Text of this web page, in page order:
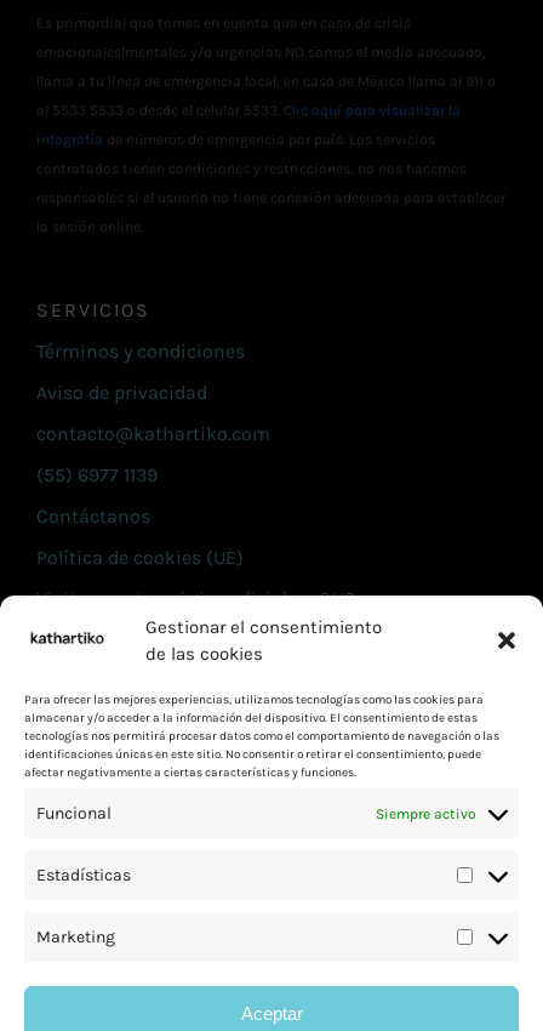
Gestionar el consentimiento
de las cookies
Para ofrecer las mejores experiencias, utilizamos tecnologías como las cookies para
almacenar y/o acceder a la información del dispositivo. El consentimiento de estas
tecnologías nos permitirá procesar datos como el comportamiento de navegación o las
identificaciones únicas en este sitio. No consentir o retirar el consentimiento, puede
afectar negativamente a ciertas características y funciones.
Funcional Siempre activo
Estadísticas
Marketing
Aceptar
Es primordial que tomes en cuenta que en caso de crisis
emocionales|mentales y/o urgencias NO somos el medio adecuado,
llama a tu línea de emergencia local, en caso de México llama al 911 o
al 5533 5533 o desde el celular 5533. Clic aquí para visualizar la
infografía de números de emergencia por país. Los servicios
contratados tienen condiciones y restricciones, no nos hacemos
responsables si el usuario no tiene conexión adecuada para establecer
la sesión online.
SERVICIOS
Términos y condiciones
Aviso de privacidad
contacto@kathartiko.com
(55) 6977 1139
Contáctanos
Política de cookies (UE)
Visita nuestra página oficial en CLIP
INFORMACIÓN
Términos y condiciones
Aviso de privacidad
Contáctanos
Visita nuestra página oficial en CLIP